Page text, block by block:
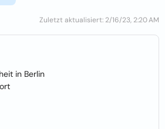
Zuletzt aktualisiert: 2/16/23, 2:20 AM
in Berlin